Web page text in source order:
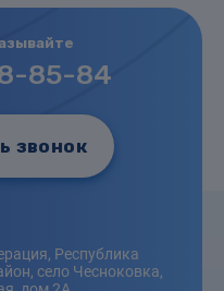
85-84
звонок
Республика
село Чесноковка,